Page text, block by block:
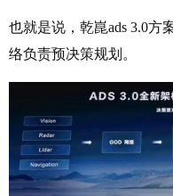
也就是说，乾崑ads 3.0方
络负责预决策规划。